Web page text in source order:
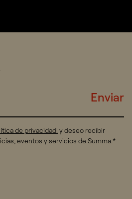
Enviar
de privacidad. y deseo recibir
eventos y servicios de Summa.*